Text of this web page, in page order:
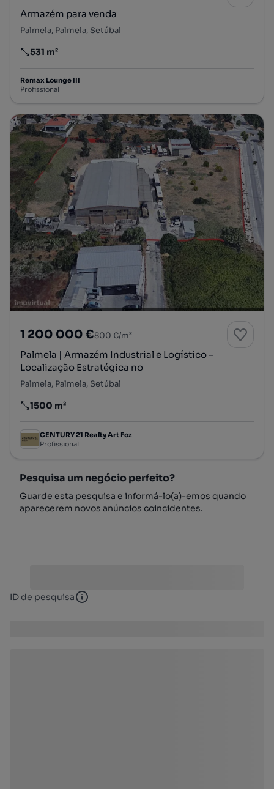
Armazém para venda
Palmela, Palmela, Setúbal
Preço por metro quadrado
531 m²
Remax Lounge III
Profissional
1 200 000 €800 €/m²
Palmela | Armazém Industrial e Logístico –
Localização Estratégica no
Palmela, Palmela, Setúbal
Preço por metro quadrado
1500 m²
CENTURY 21 Realty Art Foz
Profissional
Pesquisa um negócio perfeito?
Guarde esta pesquisa e informá-lo(a)-emos quando
aparecerem novos anúncios coincidentes.
ID de pesquisa ID de pesquisa